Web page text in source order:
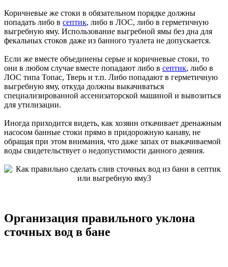
Коричневые же стоки в обязательном порядке должны
попадать либо в септик, либо в ЛОС, либо в герметичную
выгребную яму. Использование выгребной ямы без дна для
фекальных стоков даже из банного туалета не допускается.
Если же вместе объединены серые и коричневые стоки, то
они в любом случае вместе попадают либо в септик, либо в
ЛОС типа Топас, Тверь и т.п. Либо попадают в герметичную
выгребную яму, откуда должны выкачиваться
специализированной ассенизаторской машиной и вывозиться
для утилизации.
Иногда приходится видеть, как хозяин откачивает дренажным
насосом банные стоки прямо в придорожную канаву, не
обращая при этом внимания, что даже запах от выкачиваемой
воды свидетельствует о недопустимости данного деяния.
Организация правильного уклона
сточных вод в бане